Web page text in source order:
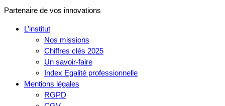
Partenaire de vos innovations
L’institut
Nos missions
Chiffres clés 2025
Un savoir-faire
Index Egalité professionnelle
Mentions légales
RGPD